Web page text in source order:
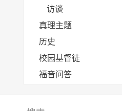
访谈
真理主题
历史
校园基督徒
福音问答